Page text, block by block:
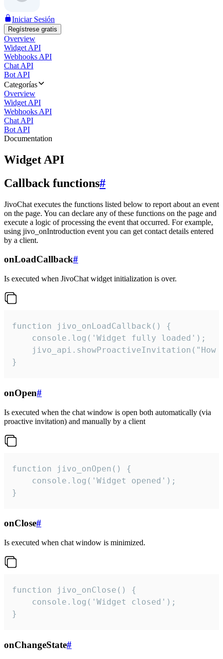
Iniciar Sesión
Regístrese gratis
Overview
Widget API
Webhooks API
Chat API
Bot API
Categorías
Overview
Widget API
Webhooks API
Chat API
Bot API
Documentation
Widget API
Callback functions#
JivoChat executes the functions listed below to report about an event
on the page. You can declare any of these functions on the page and
execute a logic of processing the event that occurred. For example,
using jivo_onIntroduction event you can get contact details entered
by a client.
onLoadCallback#
Is executed when JivoChat widget initialization is over.
function jivo_onLoadCallback() {
    console.log('Widget fully loaded');
jivo_api.showProactiveInvitation("How
}
onOpen#
Is executed when the chat window is open both automatically (via
proactive invitation) and manually by a client
function jivo_onOpen() {
    console.log('Widget opened');
}
onClose#
Is executed when chat window is minimized.
function jivo_onClose() {
    console.log('Widget closed');
}
onChangeState#